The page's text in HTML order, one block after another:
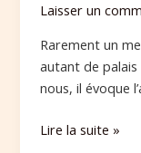
Laisser un
Rarement un
autant de
nous, il évoque
Lire la suite »